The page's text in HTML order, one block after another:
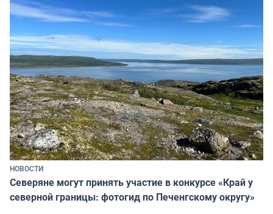
НОВОСТИ
Северяне могут принять участие в конкурсе «Край у
северной границы: фотогид по Печенгскому округу»